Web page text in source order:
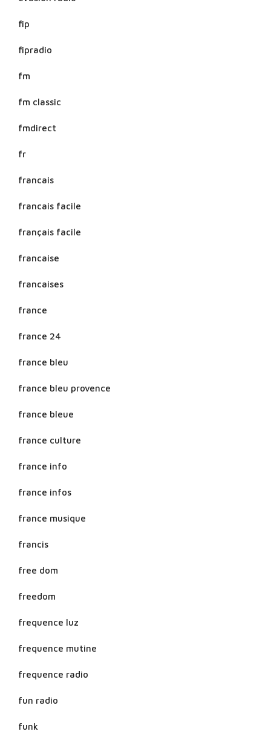
fip
fipradio
fm
fm classic
fmdirect
fr
francais
francais facile
français facile
francaise
francaises
france
france 24
france bleu
france bleu provence
france bleue
france culture
france info
france infos
france musique
francis
free dom
freedom
frequence luz
frequence mutine
frequence radio
fun radio
funk